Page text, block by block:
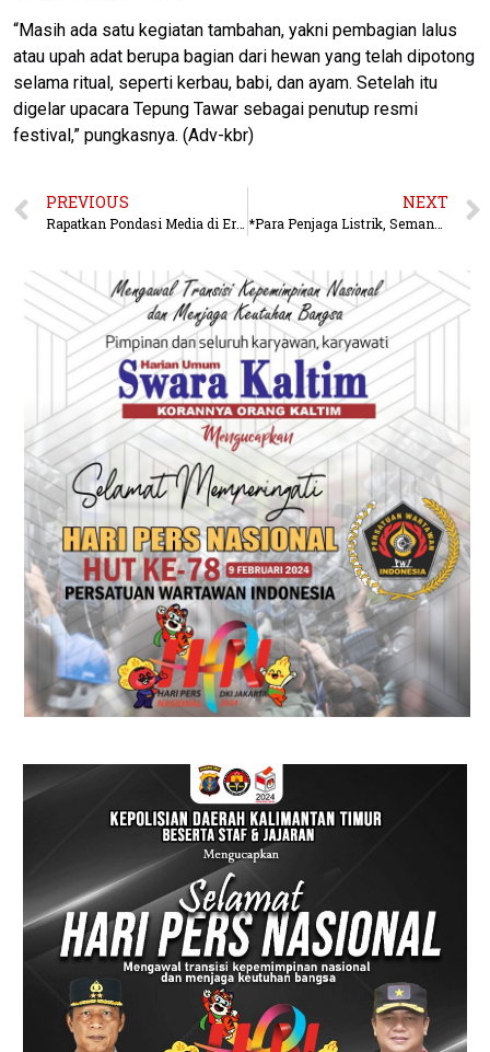
“Masih ada satu kegiatan tambahan, yakni pembagian lalus
atau upah adat berupa bagian dari hewan yang telah dipotong
selama ritual, seperti kerbau, babi, dan ayam. Setelah itu
digelar upacara Tepung Tawar sebagai penutup resmi
festival,” pungkasnya. (Adv-kbr)
PREVIOUS
Rapatkan Pondasi Media di Era Digital Dalam Rangka Penguatan Sinergitas, Insan Pers Berau Ikuti Seminar Relasi Media
NEXT